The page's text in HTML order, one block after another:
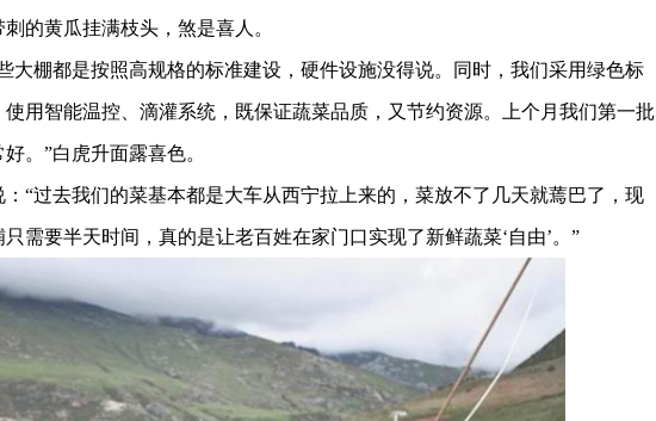
的黄瓜挂满枝头，煞是喜人。
棚都是按照高规格的标准建设，硬件设施没得说。同时，我们采用绿色标
用智能温控、滴灌系统，既保证蔬菜品质，又节约资源。上个月我们第一批
。”白虎升面露喜色。
过去我们的菜基本都是大车从西宁拉上来的，菜放不了几天就蔫巴了，现
需要半天时间，真的是让老百姓在家门口实现了新鲜蔬菜‘自由’。”